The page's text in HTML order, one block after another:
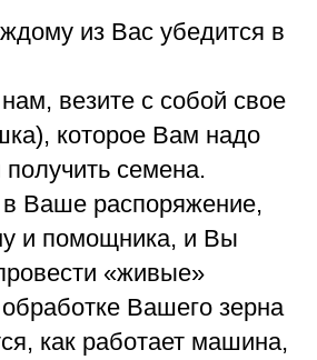
из Вас убедится в
везите с собой свое
которое Вам надо
получить семена.
Ваше распоряжение,
и помощника, и Вы
«живые»
Вашего зерна
как работает машина,